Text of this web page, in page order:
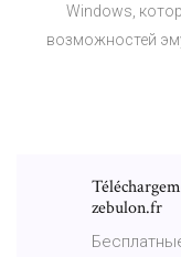
Windows,
возможностей
zebulon.fr